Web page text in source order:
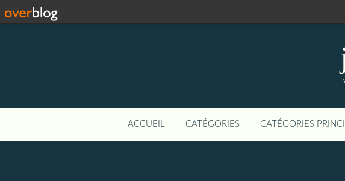
ACCUEIL CATÉGORIES CATÉGORIES